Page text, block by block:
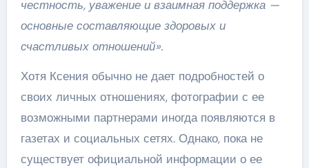
честность, уважение и взаимная поддержка —
основные составляющие здоровых и
счастливых отношений».
Хотя Ксения обычно не дает подробностей о
своих личных отношениях, фотографии с ее
возможными партнерами иногда появляются в
газетах и социальных сетях. Однако, пока не
существует официальной информации о ее